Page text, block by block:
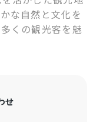
な自然と文化を
くの観光客を魅
せ